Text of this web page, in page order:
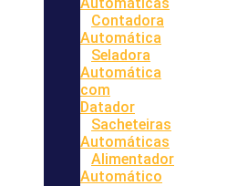
Contadora
Automática
Seladora
Automática
com
Datador
Sacheteiras
Automáticas
Alimentador
Automático